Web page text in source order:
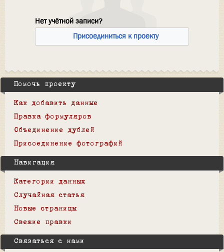
Нет учётной записи?
Присоединиться к проекту
Помочь проекту
Как добавить данные
Правка формуляров
Объединение дублей
Присоединение фотографий
Навигация
Категории данных
Случайная статья
Новые страницы
Свежие правки
Связаться с нами